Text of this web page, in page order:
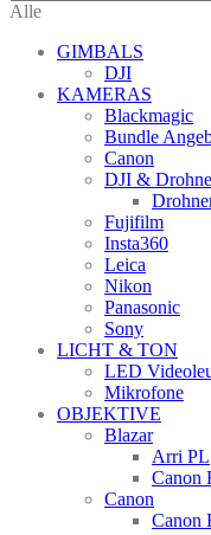
Alle
GIMBALS
DJI
KAMERAS
Blackmagic
Bundle
Canon
DJI &
Fujifilm
Insta360
Leica
Nikon
Panasonic
Sony
LICHT & TON
LED
Mikrofone
OBJEKTIVE
Blazar
Arri PL
Canon
Canon
Canon